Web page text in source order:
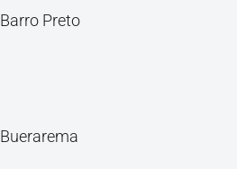
Barro Preto
Buerarema